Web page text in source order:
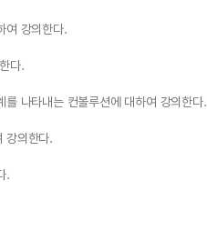
여 강의한다.
다.
나타내는 컨볼루션에 대하여 강의한다.
강의한다.
.